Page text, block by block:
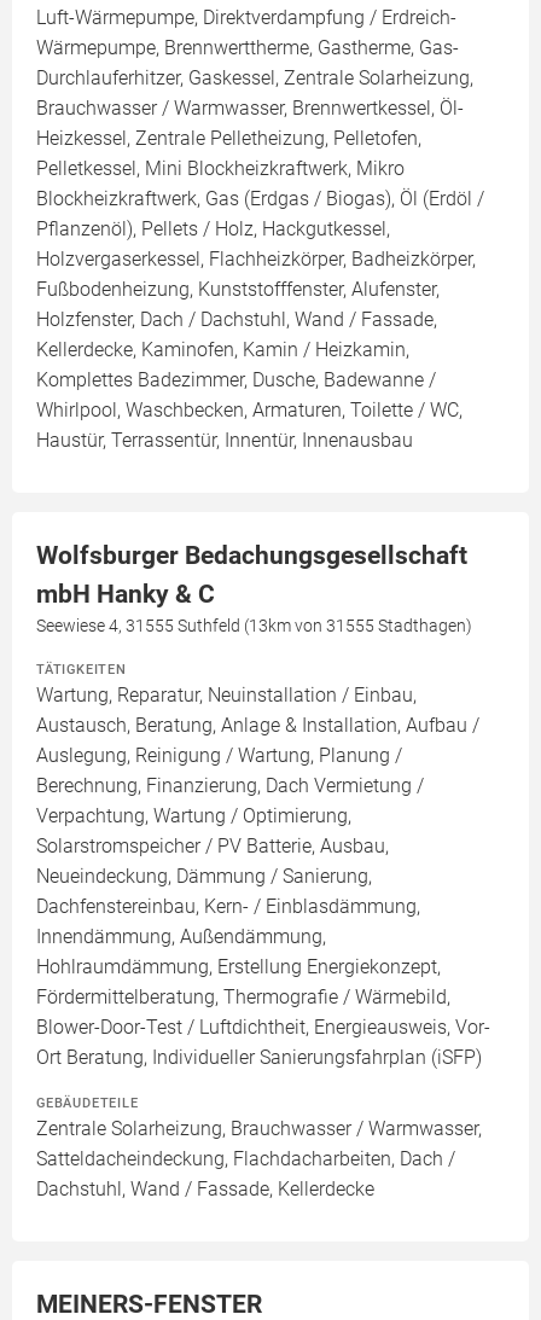
Luft-Wärmepumpe, Direktverdampfung / Erdreich-
Wärmepumpe, Brennwerttherme, Gastherme, Gas-
Durchlauferhitzer, Gaskessel, Zentrale Solarheizung,
Brauchwasser / Warmwasser, Brennwertkessel, Öl-
Heizkessel, Zentrale Pelletheizung, Pelletofen,
Pelletkessel, Mini Blockheizkraftwerk, Mikro
Blockheizkraftwerk, Gas (Erdgas / Biogas), Öl (Erdöl /
Pflanzenöl), Pellets / Holz, Hackgutkessel,
Holzvergaserkessel, Flachheizkörper, Badheizkörper,
Fußbodenheizung, Kunststofffenster, Alufenster,
Holzfenster, Dach / Dachstuhl, Wand / Fassade,
Kellerdecke, Kaminofen, Kamin / Heizkamin,
Komplettes Badezimmer, Dusche, Badewanne /
Whirlpool, Waschbecken, Armaturen, Toilette / WC,
Haustür, Terrassentür, Innentür, Innenausbau
Wolfsburger Bedachungsgesellschaft
mbH Hanky & C
Seewiese 4, 31555 Suthfeld (13km von 31555 Stadthagen)
TÄTIGKEITEN
Wartung, Reparatur, Neuinstallation / Einbau,
Austausch, Beratung, Anlage & Installation, Aufbau /
Auslegung, Reinigung / Wartung, Planung /
Berechnung, Finanzierung, Dach Vermietung /
Verpachtung, Wartung / Optimierung,
Solarstromspeicher / PV Batterie, Ausbau,
Neueindeckung, Dämmung / Sanierung,
Dachfenstereinbau, Kern- / Einblasdämmung,
Innendämmung, Außendämmung,
Hohlraumdämmung, Erstellung Energiekonzept,
Fördermittelberatung, Thermografie / Wärmebild,
Blower-Door-Test / Luftdichtheit, Energieausweis, Vor-
Ort Beratung, Individueller Sanierungsfahrplan (iSFP)
GEBÄUDETEILE
Zentrale Solarheizung, Brauchwasser / Warmwasser,
Satteldacheindeckung, Flachdacharbeiten, Dach /
Dachstuhl, Wand / Fassade, Kellerdecke
MEINERS-FENSTER